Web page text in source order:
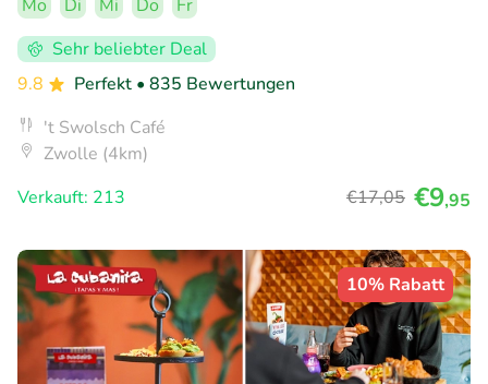
Mo Di Mi Do
Fr
Sehr beliebter Deal
9.8
Perfekt • 835 Bewertungen
't Swolsch Café
Zwolle (4km)
Verkauft: 213
€17,05 €9,95
10% Rabatt